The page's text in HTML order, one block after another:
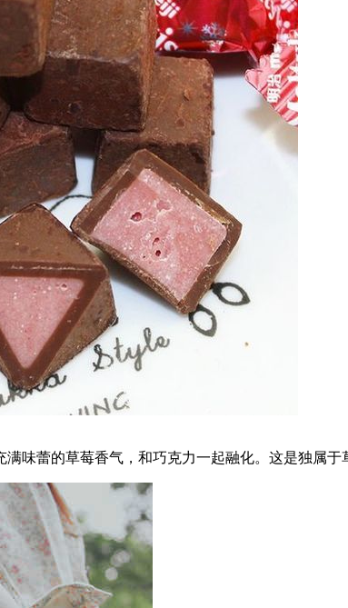
味蕾的草莓香气，和巧克力一起融化。这是独属于